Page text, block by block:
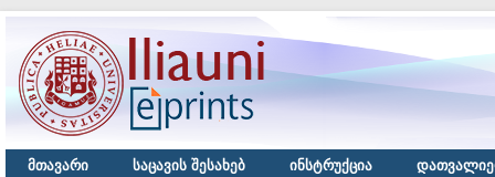
მთავარი საცავის შესახებ ინსტრუქცია